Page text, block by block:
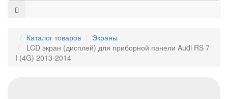
Каталог товаров
Экраны
LCD экран (дисплей) для приборной панели Audi RS 7
I (4G) 2013-2014